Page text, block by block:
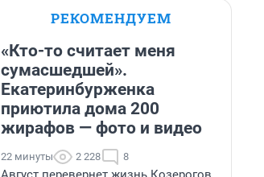
РЕКОМЕНДУЕМ
«Кто-то считает меня
сумасшедшей».
Екатеринбурженка
приютила дома 200
жирафов — фото и видео
22 минуты 2 228 8